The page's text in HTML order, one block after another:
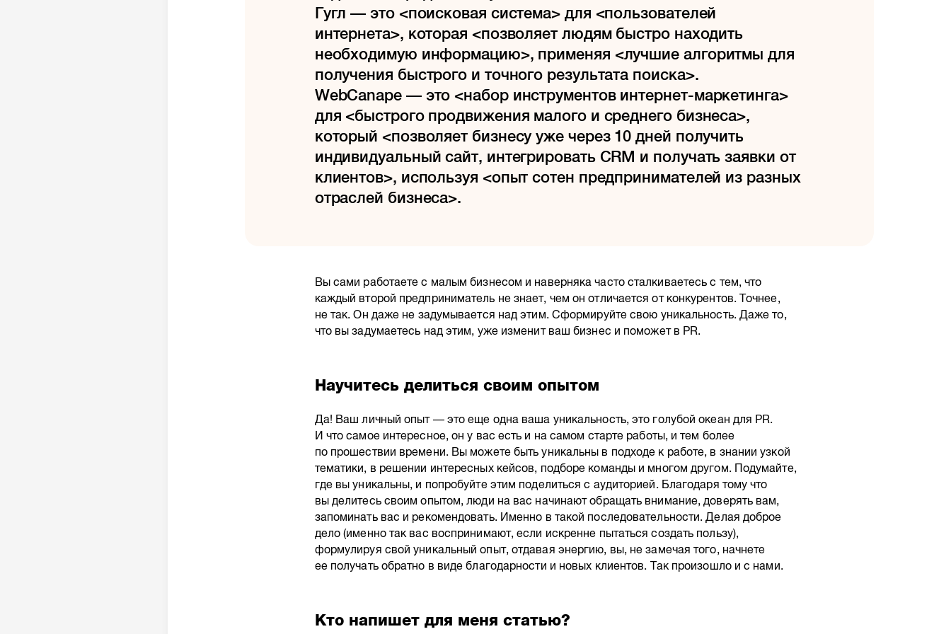
Гугл — это <поисковая система> для <пользователей
интернета>, которая <позволяет людям быстро находить
необходимую информацию>, применяя <лучшие алгоритмы для
получения быстрого и точного результата поиска>.
WebCanape — это <набор инструментов интернет-маркетинга>
для <быстрого продвижения малого и среднего бизнеса>,
который <позволяет бизнесу уже через 10 дней получить
индивидуальный сайт, интегрировать CRM и получать заявки от
клиентов>, используя <опыт сотен предпринимателей из разных
отраслей бизнеса>.
Вы сами работаете с малым бизнесом и наверняка часто сталкиваетесь с тем, что
каждый второй предприниматель не знает, чем он отличается от конкурентов. Точнее,
не так. Он даже не задумывается над этим. Сформируйте свою уникальность. Даже то,
что вы задумаетесь над этим, уже изменит ваш бизнес и поможет в PR.
Научитесь делиться своим опытом
Да! Ваш личный опыт — это еще одна ваша уникальность, это голубой океан для PR.
И что самое интересное, он у вас есть и на самом старте работы, и тем более
по прошествии времени. Вы можете быть уникальны в подходе к работе, в знании узкой
тематики, в решении интересных кейсов, подборе команды и многом другом. Подумайте,
где вы уникальны, и попробуйте этим поделиться с аудиторией. Благодаря тому что
вы делитесь своим опытом, люди на вас начинают обращать внимание, доверять вам,
запоминать вас и рекомендовать. Именно в такой последовательности. Делая доброе
дело (именно так вас воспринимают, если искренне пытаться создать пользу),
формулируя свой уникальный опыт, отдавая энергию, вы, не замечая того, начнете
ее получать обратно в виде благодарности и новых клиентов. Так произошло и с нами.
Кто напишет для меня статью?